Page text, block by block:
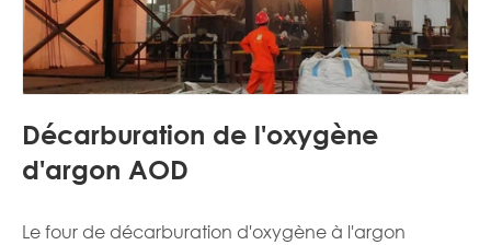
Décarburation de l'oxygène
d'argon AOD
Le four de décarburation d'oxygène à l'argon